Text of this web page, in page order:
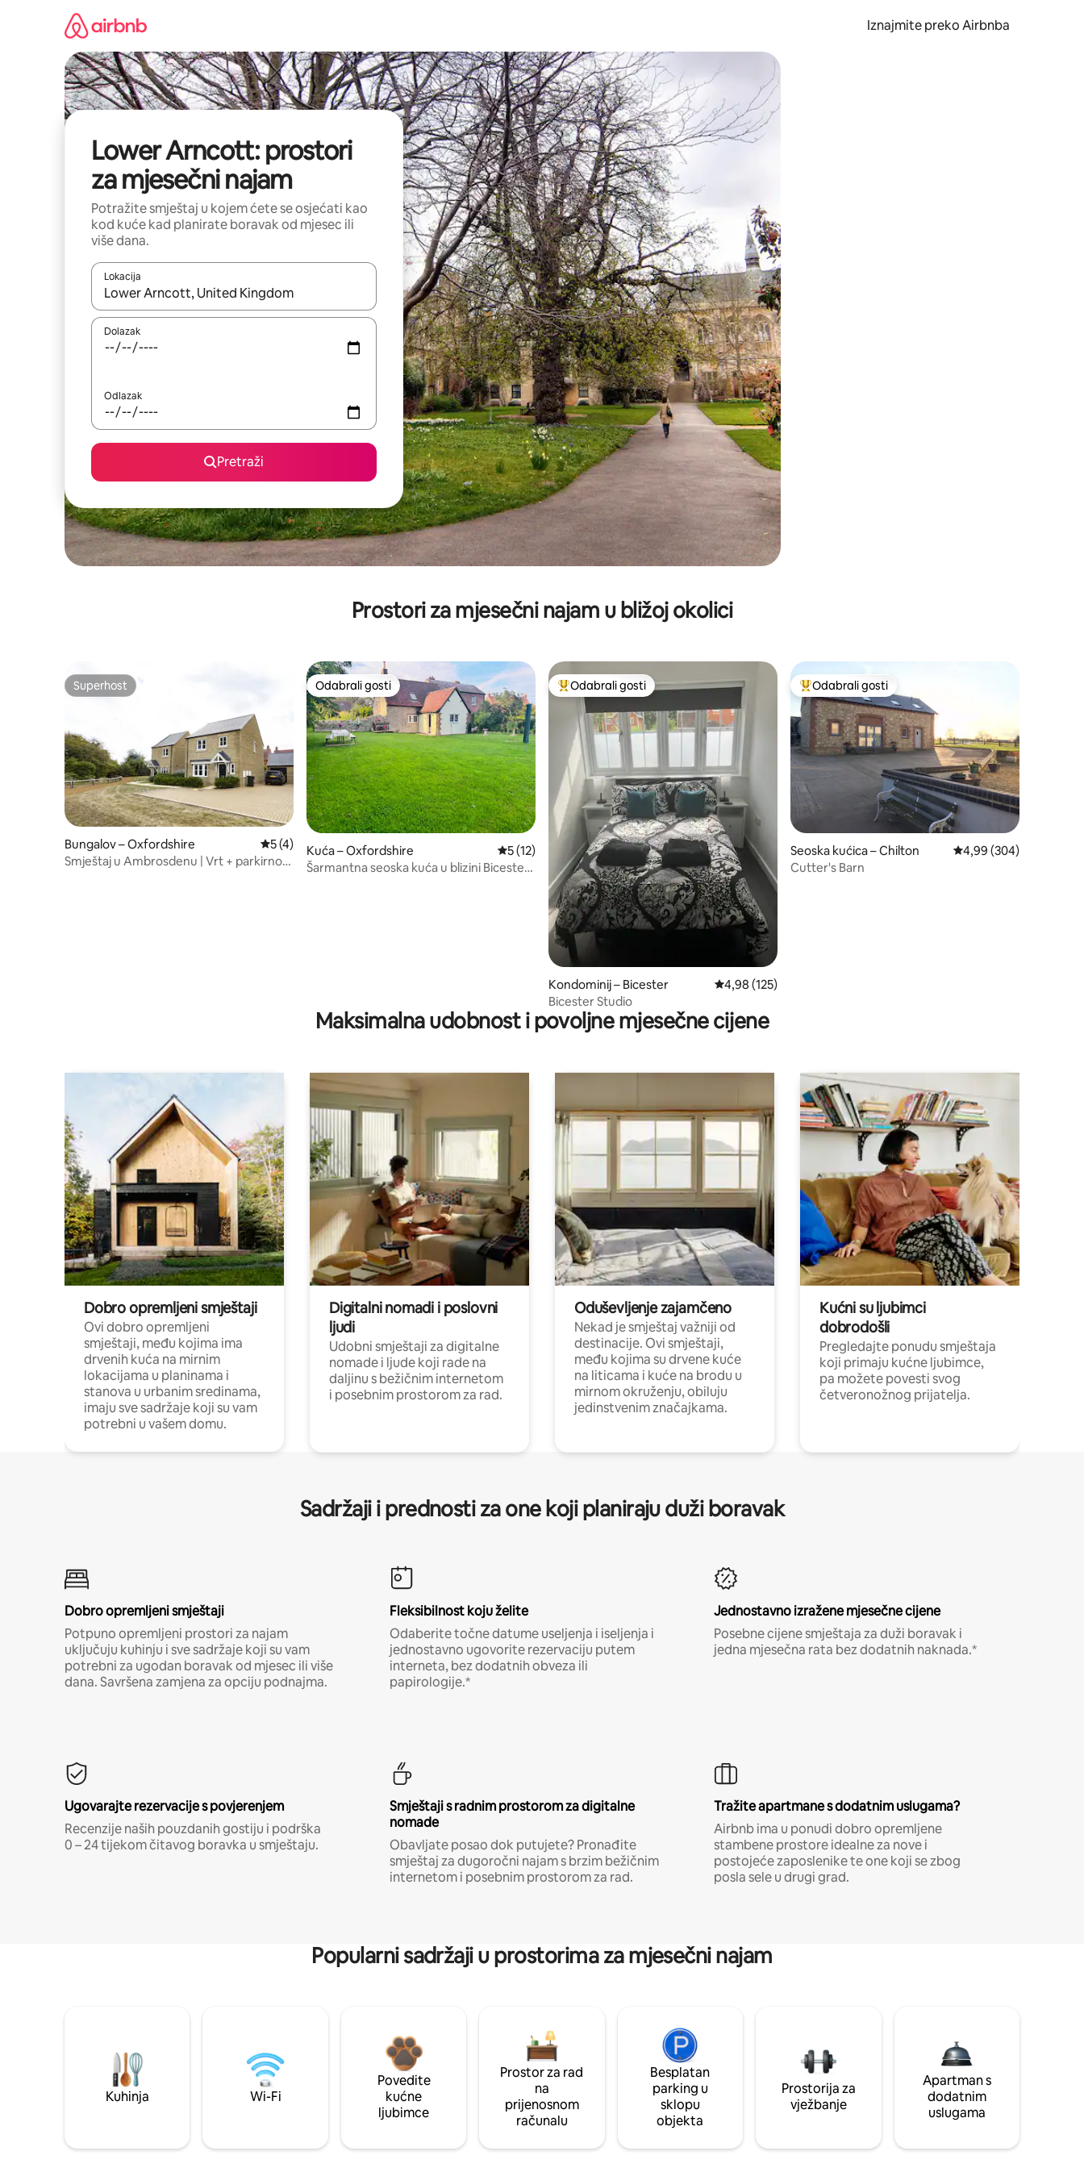
Iznajmite preko Airbnba
Lower Arncott: prostori
za mjesečni najam
Potražite smještaj u kojem ćete se osjećati kao
kod kuće kad planirate boravak od mjesec ili
više dana.
Lokacija
Kada budu dostupni rezultati, moći ćete ih pregledati koristeći se strelicama prema gore i prema dolje, kao i dodirom ili prelaskom prstom po zaslonu.
Dolazak
Odlazak
Pretraži
Prostori za mjesečni najam u bližoj okolici
Superhost
Superhost
Bungalov – Oxfordshire Prosječna ocjena: 5/5, recenzija: 4
5 (4)
Smještaj u Ambrosdenu | Vrt + parkirno
Odabrali gosti
Odabrali gosti
Kuća – Oxfordshire Prosječna ocjena: 5/5, recenzija: 12
5 (12)
Šarmantna seoska kuća u blizini Bicester
Među najviše rangiranima s oznakom „Odabrali gosti”
Odabrali gosti
Kondominij – Bicester Prosječna ocjena: 4,98/5, recenzija: 125
4,98 (125)
Bicester Studio
Među najviše rangiranima s oznakom „Odabrali gosti”
Odabrali gosti
Seoska kućica – Chilton Prosječna ocjena:
4,99 (304)
Cutter's Barn
Maksimalna udobnost i povoljne mjesečne cijene
Dobro opremljeni smještaji
Ovi dobro opremljeni
smještaji, među kojima ima
drvenih kuća na mirnim
lokacijama u planinama i
stanova u urbanim sredinama,
imaju sve sadržaje koji su vam
potrebni u vašem domu.
Digitalni nomadi i poslovni
ljudi
Udobni smještaji za digitalne
nomade i ljude koji rade na
daljinu s bežičnim internetom
i posebnim prostorom za rad.
Oduševljenje zajamčeno
Nekad je smještaj važniji od
destinacije. Ovi smještaji,
među kojima su drvene kuće
na liticama i kuće na brodu u
mirnom okruženju, obiluju
jedinstvenim značajkama.
Kućni su ljubimci
dobrodošli
Pregledajte ponudu smještaja
koji primaju kućne ljubimce,
pa možete povesti svog
četveronožnog prijatelja.
Sadržaji i prednosti za one koji planiraju duži boravak
Dobro opremljeni smještaji
Potpuno opremljeni prostori za najam
uključuju kuhinju i sve sadržaje koji su vam
potrebni za ugodan boravak od mjesec ili više
dana. Savršena zamjena za opciju podnajma.
Fleksibilnost koju želite
Odaberite točne datume useljenja i iseljenja i
jednostavno ugovorite rezervaciju putem
interneta, bez dodatnih obveza ili
papirologije.*
Jednostavno izražene mjesečne cijene
Posebne cijene smještaja za duži boravak i
jedna mjesečna rata bez dodatnih naknada.*
Ugovarajte rezervacije s povjerenjem
Recenzije naših pouzdanih gostiju i podrška
0 – 24 tijekom čitavog boravka u smještaju.
Smještaji s radnim prostorom za digitalne
nomade
Obavljate posao dok putujete? Pronađite
smještaj za dugoročni najam s brzim bežičnim
internetom i posebnim prostorom za rad.
Tražite apartmane s dodatnim uslugama?
Airbnb ima u ponudi dobro opremljene
stambene prostore idealne za nove i
postojeće zaposlenike te one koji se zbog
posla sele u drugi grad.
Popularni sadržaji u prostorima za mjesečni najam
Kuhinja Wi-Fi
Povedite
kućne
ljubimce
Prostor za rad
na
prijenosnom
računalu
Besplatan
parking u
sklopu
objekta
Prostorija za
vježbanje
Apartman s
dodatnim
uslugama